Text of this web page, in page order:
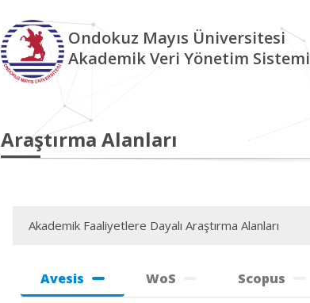
Ondokuz Mayıs Üniversitesi
Akademik Veri Yönetim Sistemi
Araştırma Alanları
Akademik Faaliyetlere Dayalı Araştırma Alanları
Avesis WoS Scopus